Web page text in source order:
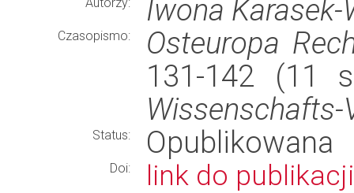
Iwona
Czasopismo:
Osteuropa
131-142 (11
Wissenschafts-
Status: Opublikowana
Doi: link do publikacji